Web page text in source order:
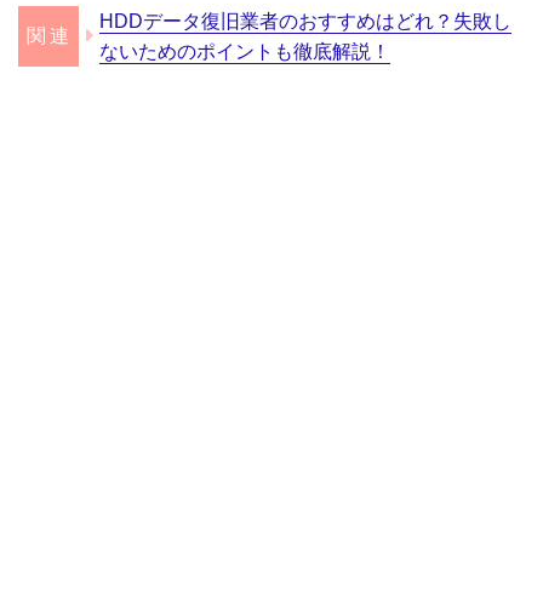
HDDデータ復旧業者のおすすめはどれ？失敗し
ないためのポイントも徹底解説！